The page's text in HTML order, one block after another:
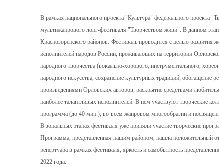
В рамках национального проекта "Культура" федерального проекта
мультижанрового лонг-фестиваля "Творчеством живи". В данном
Краснозоренского районов. Фестиваль проводится с целью развития
исполнителей народов России, проживающих на территории
народного творчества (вокально-хорового, инструментального,
народного искусства, сохранение культурных традиций; обогащение
произведениями Орловских авторов; раскрытие средствами
наиболее талантливых исполнителей. В нём участвуют творческие
программа (до 40 мин.), во всём жанровом многообразии и
В зональных этапах фестиваля уже приняли участие творческие
Программа, представленная нашим районом, нашла положительный
репертуара в рамках фестиваля, яркость и самобытность
2022 года.